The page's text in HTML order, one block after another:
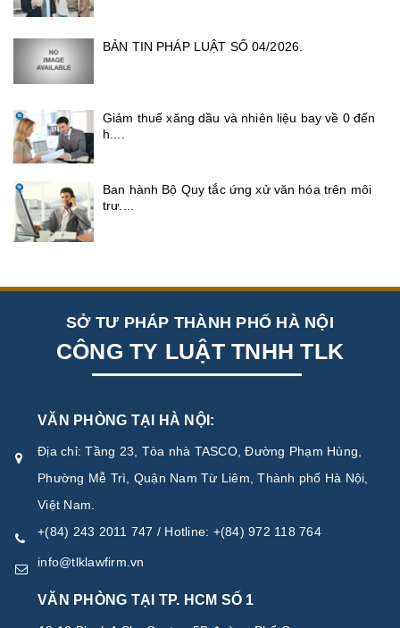
BẢN TIN PHÁP LUẬT SỐ 04/2026.
Giảm thuế xăng dầu và nhiên liệu bay về 0 đến
h....
Ban hành Bộ Quy tắc ứng xử văn hóa trên môi
trư....
SỞ TƯ PHÁP THÀNH PHỐ HÀ NỘI
CÔNG TY LUẬT TNHH TLK
VĂN PHÒNG TẠI HÀ NỘI:
Địa chỉ: Tầng 23, Tòa nhà TASCO, Đường Phạm Hùng,
Phường Mễ Trì, Quận Nam Từ Liêm, Thành phố Hà Nội,
Việt Nam.
+(84) 243 2011 747 / Hotline: +(84) 972 118 764
info@tlklawfirm.vn
VĂN PHÒNG TẠI TP. HCM SỐ 1